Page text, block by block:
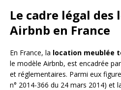
Le cadre légal des
Airbnb en France
En France, la location meublée
le modèle Airbnb, est encadrée
et réglementaires. Parmi eux
n° 2014-366 du 24 mars 2014) et